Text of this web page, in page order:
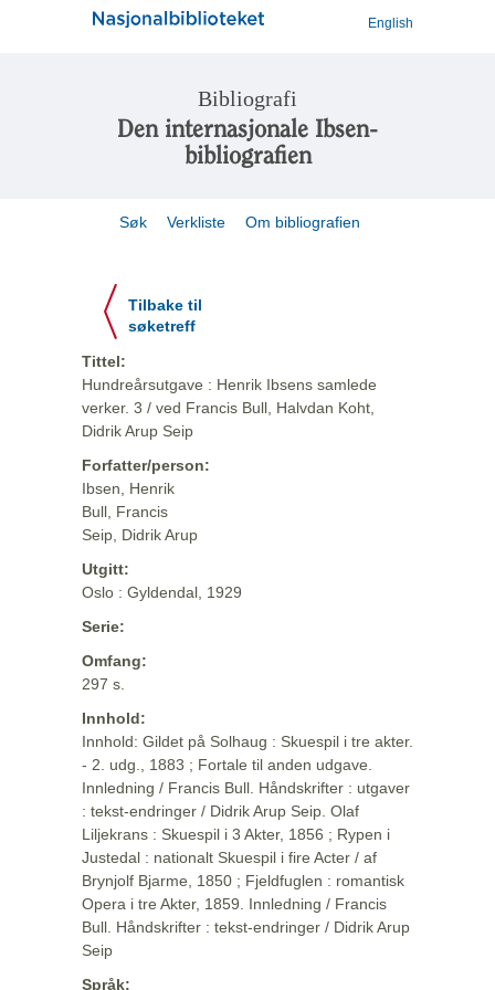
English
Bibliografi
Den internasjonale Ibsen-
bibliografien
Søk Verkliste Om bibliografien
Tilbake til
søketreff
Tittel:
Hundreårsutgave : Henrik Ibsens samlede
verker. 3 / ved Francis Bull, Halvdan Koht,
Didrik Arup Seip
Forfatter/person:
Ibsen, Henrik
Bull, Francis
Seip, Didrik Arup
Utgitt:
Oslo : Gyldendal, 1929
Serie:
Omfang:
297 s.
Innhold:
Innhold: Gildet på Solhaug : Skuespil i tre akter.
- 2. udg., 1883 ; Fortale til anden udgave.
Innledning / Francis Bull. Håndskrifter : utgaver
: tekst-endringer / Didrik Arup Seip. Olaf
Liljekrans : Skuespil i 3 Akter, 1856 ; Rypen i
Justedal : nationalt Skuespil i fire Acter / af
Brynjolf Bjarme, 1850 ; Fjeldfuglen : romantisk
Opera i tre Akter, 1859. Innledning / Francis
Bull. Håndskrifter : tekst-endringer / Didrik Arup
Seip
Språk: